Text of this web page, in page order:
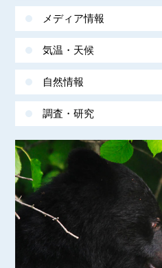
メディア情報
気温・天候
自然情報
調査・研究